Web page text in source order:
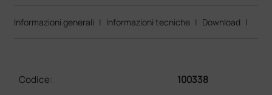
Informazioni generali | Informazioni tecniche | Download |
Codice:
100338